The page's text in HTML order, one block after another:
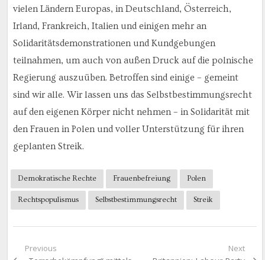
vielen Ländern Europas, in Deutschland, Österreich,
Irland, Frankreich, Italien und einigen mehr an
Solidaritätsdemonstrationen und Kundgebungen
teilnahmen, um auch von außen Druck auf die polnische
Regierung auszuüben. Betroffen sind einige – gemeint
sind wir alle. Wir lassen uns das Selbstbestimmungsrecht
auf den eigenen Körper nicht nehmen – in Solidarität mit
den Frauen in Polen und voller Unterstützung für ihren
geplanten Streik.
Demokratische Rechte Frauenbefreiung Polen
Rechtspopulismus Selbstbestimmungsrecht Streik
Beitragsnavigation
Previous Next